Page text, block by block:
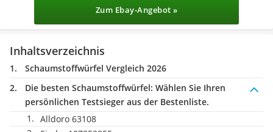
Zum Ebay-Angebot »
Inhaltsverzeichnis
Schaumstoffwürfel Vergleich 2026
Die besten Schaumstoffwürfel: Wählen Sie Ihren
persönlichen Testsieger aus der Bestenliste.
Alldoro 63108